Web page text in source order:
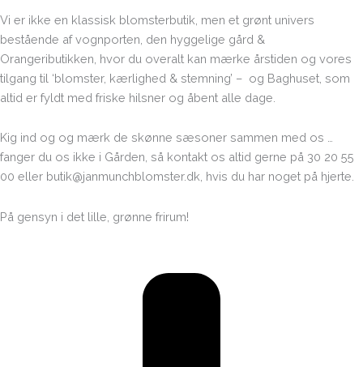
Vi er ikke en klassisk blomsterbutik, men et grønt univers
bestående af vognporten, den hyggelige gård &
Orangeributikken, hvor du overalt kan mærke årstiden og vores
tilgang til ‘blomster, kærlighed & stemning’ – og Baghuset, som
altid er fyldt med friske hilsner og åbent alle dage.
Kig ind og og mærk de skønne sæsoner sammen med os …
fanger du os ikke i Gården, så kontakt os altid gerne på 30 20 55
00 eller butik@janmunchblomster.dk, hvis du har noget på hjerte.
På gensyn i det lille, grønne frirum!